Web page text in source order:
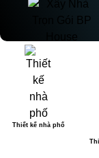
Thiết kế nhà phố